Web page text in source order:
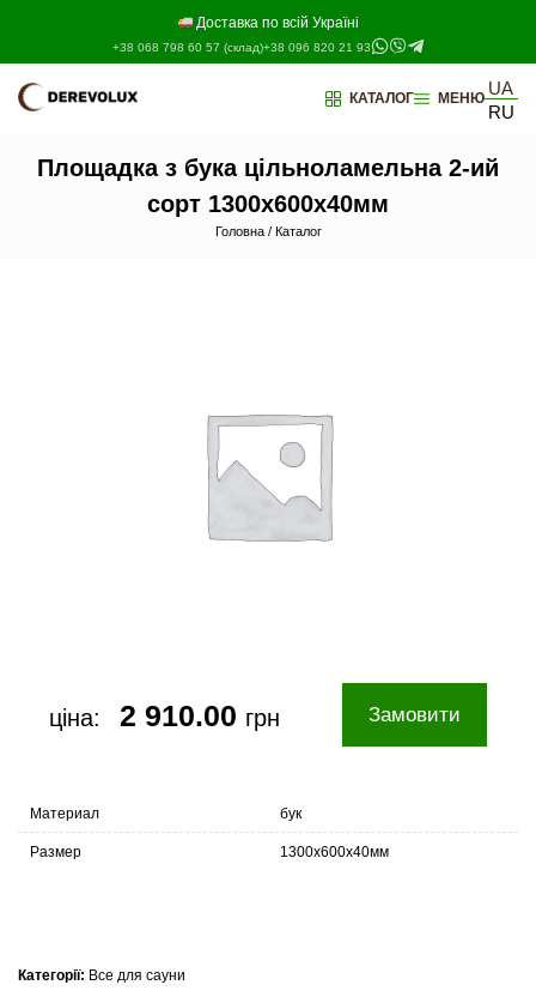
Доставка по всій Україні
+38 068 798 60 57 (склад)+38 096 820 21 93
КАТАЛОГ МЕНЮ UA
RU
Площадка з бука цільноламельна 2-ий
сорт 1300х600х40мм
Головна/ Каталог
ціна: 2 910.00 грн Замовити
Материал бук
Размер 1300х600х40мм
Категорії: Все для сауни